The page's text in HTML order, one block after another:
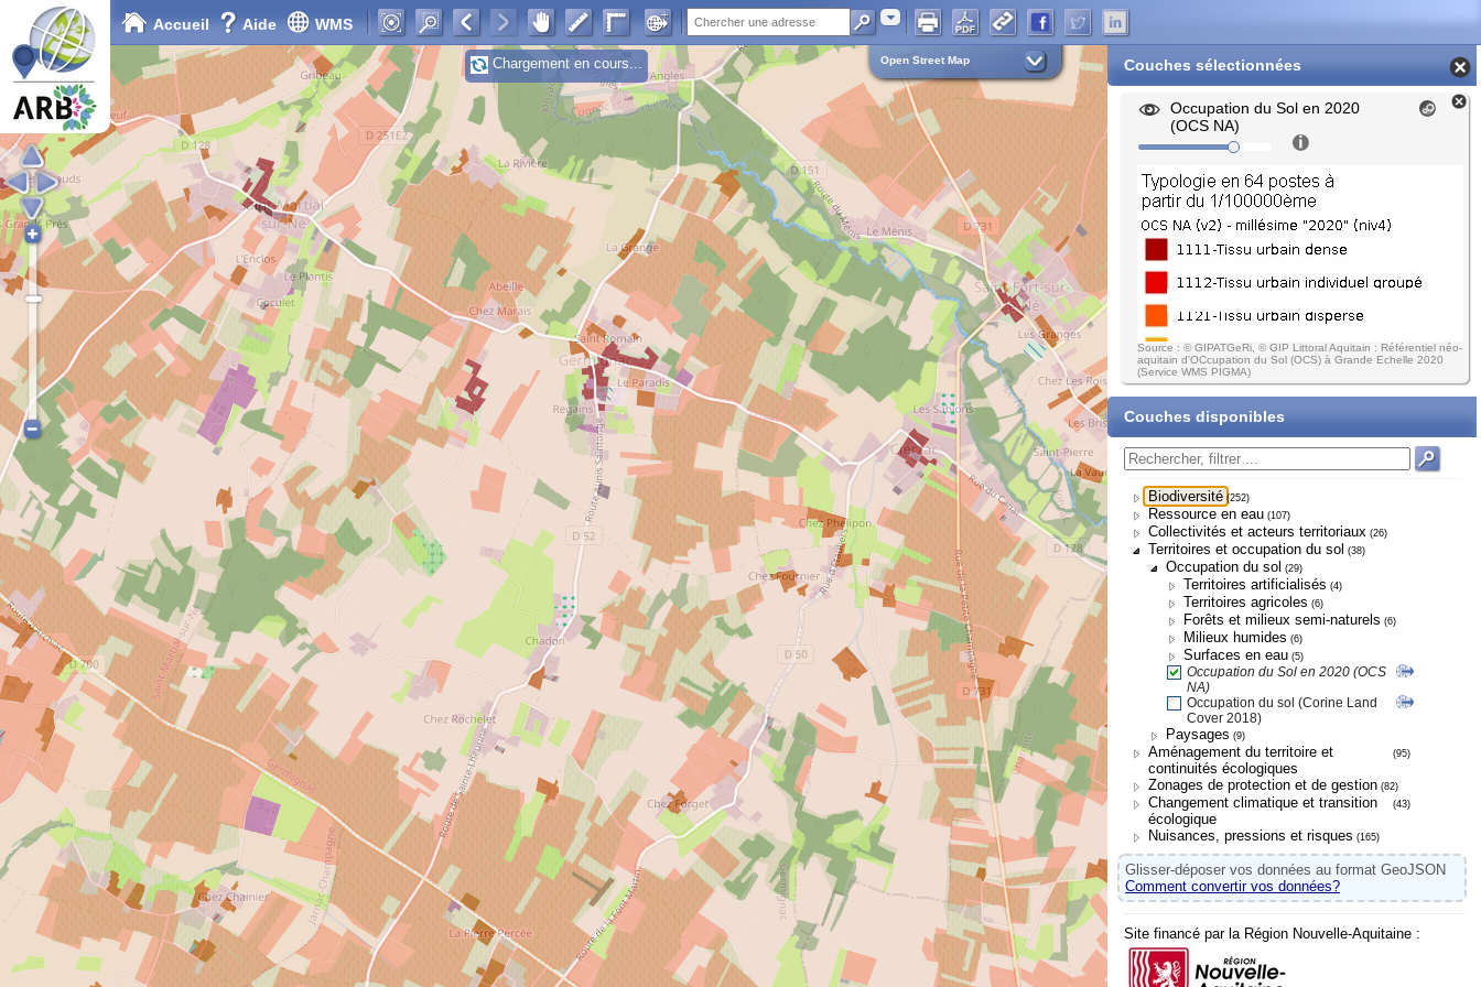
Accueil Aide WMS Adresse
Open Street Map Couches sélectionnées
Occupation du Sol en 2020
(OCS NA)
Source : © GIPATGeRi, © GIP Littoral Aquitain : Référentiel néo-
aquitain d'OCcupation du Sol (OCS) à Grande Echelle 2020
(Service WMS PIGMA)
Couches disponibles
Biodiversité (252)
Ressource en eau (107)
Collectivités et acteurs territoriaux (26)
Territoires et occupation du sol (38)
Occupation du sol (29)
Territoires artificialisés (4)
Territoires agricoles (6)
Forêts et milieux semi-naturels (6)
Milieux humides (6)
Surfaces en eau (5)
Occupation du Sol en 2020 (OCS
NA)
Occupation du sol (Corine Land
Cover 2018)
Paysages (9)
Aménagement du territoire et
continuités écologiques
(95)
Zonages de protection et de gestion (82)
Changement climatique et transition
écologique
(43)
Nuisances, pressions et risques (165)
Glisser-déposer vos données au format GeoJSON
Comment convertir vos données?
Site financé par la Région Nouvelle-Aquitaine :